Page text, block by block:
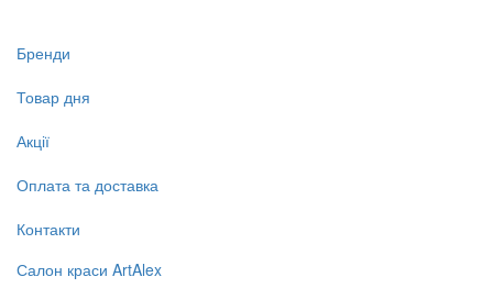
Бренди
Товар дня
Акції
Оплата та доставка
Контакти
Салон краси ArtAlex